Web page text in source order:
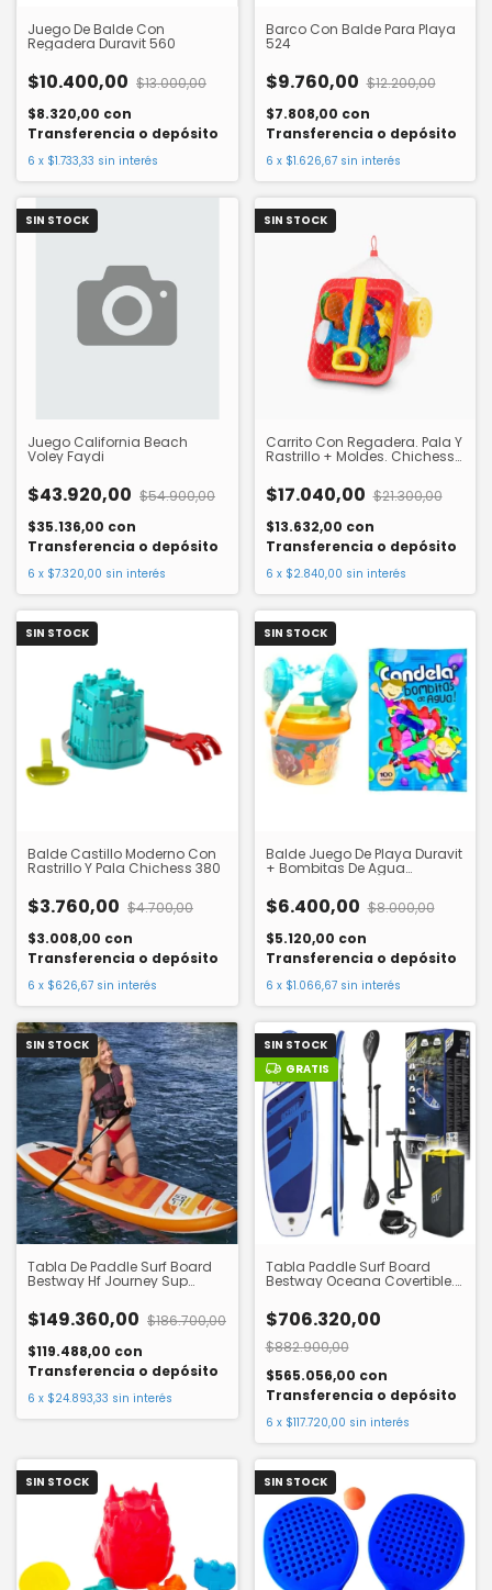
Juego De Balde Con
Regadera Duravit 560
$10.400,00 $13.000,00
$8.320,00 con
Transferencia o depósito
6 x $1.733,33 sin interés
Barco Con Balde Para Playa
524
$9.760,00 $12.200,00
$7.808,00 con
Transferencia o depósito
6 x $1.626,67 sin interés
SIN STOCK
Juego California Beach
Voley Faydi
$43.920,00 $54.900,00
$35.136,00 con
Transferencia o depósito
6 x $7.320,00 sin interés
SIN STOCK
Carrito Con Regadera. Pala Y
Rastrillo + Moldes. Chichess
$17.040,00 $21.300,00
$13.632,00 con
Transferencia o depósito
6 x $2.840,00 sin interés
SIN STOCK
Balde Castillo Moderno Con
Rastrillo Y Pala Chichess 380
$3.760,00 $4.700,00
$3.008,00 con
Transferencia o depósito
6 x $626,67 sin interés
SIN STOCK
Balde Juego De Playa Duravit
+ Bombitas De Agua
$6.400,00 $8.000,00
$5.120,00 con
Transferencia o depósito
6 x $1.066,67 sin interés
SIN STOCK
Tabla De Paddle Surf Board
Bestway Hf Journey Sup
$149.360,00 $186.700,00
$119.488,00 con
Transferencia o depósito
6 x $24.893,33 sin interés
SIN STOCK
GRATIS
Tabla Paddle Surf Board
Bestway Oceana Covertible.
$706.320,00
$882.900,00
$565.056,00 con
Transferencia o depósito
6 x $117.720,00 sin interés
SIN STOCK SIN STOCK